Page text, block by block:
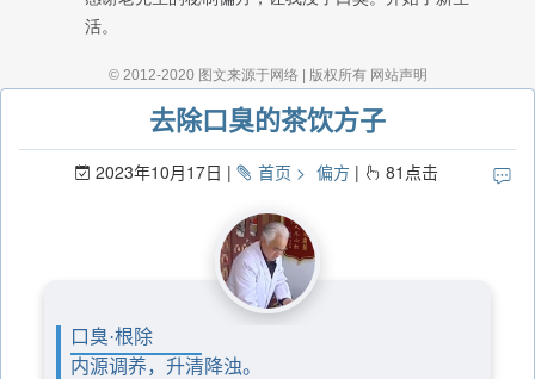
去除口臭的茶饮方子
2023年10月17日 首页 偏方 81 点击
口臭·根除
内源调养，升清降浊。